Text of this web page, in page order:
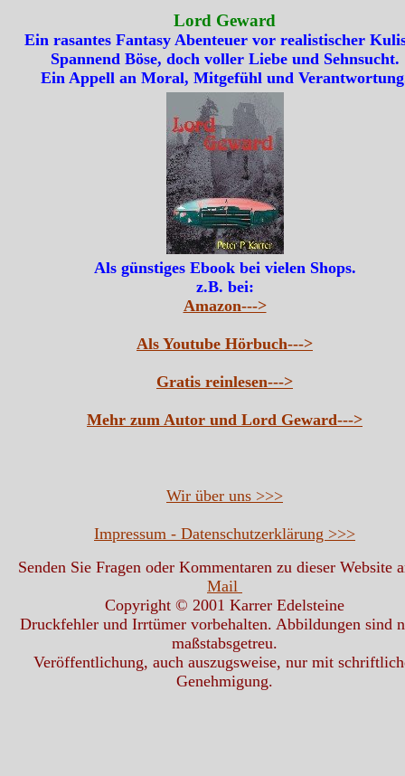
Lord Geward
Ein rasantes Fantasy Abenteuer vor realistischer
Spannend Böse, doch voller Liebe und Sehnsucht.
Ein Appell an Moral, Mitgefühl und
Als günstiges Ebook bei vielen Shops.
z.B. bei:
Amazon--->
Als Youtube Hörbuch--->
Gratis reinlesen--->
Mehr zum Autor und Lord Geward--->
Wir über uns >>>
Impressum - Datenschutzerklärung >>>
Senden Sie Fragen oder Kommentaren zu dieser Website
Mail
Copyright © 2001 Karrer Edelsteine
Druckfehler und Irrtümer vorbehalten. Abbildungen sind
maßstabsgetreu.
Veröffentlichung, auch auszugsweise, nur mit
Genehmigung.